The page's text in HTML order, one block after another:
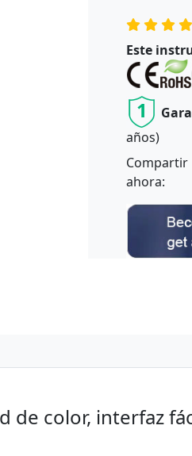
Este
1
años)
Compartir
ahora:
de color, interfaz